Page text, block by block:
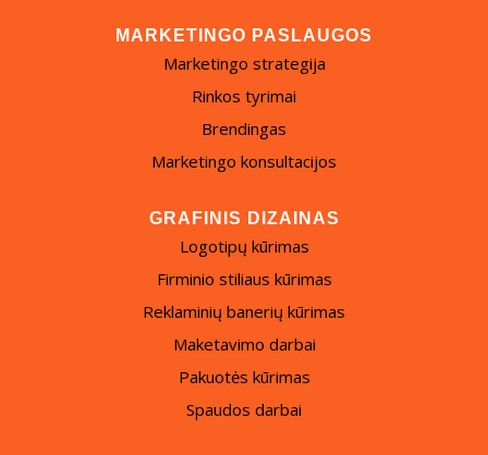
MARKETINGO PASLAUGOS
Marketingo strategija
Rinkos tyrimai
Brendingas
Marketingo konsultacijos
GRAFINIS DIZAINAS
Logotipų kūrimas
Firminio stiliaus kūrimas
Reklaminių banerių kūrimas
Maketavimo darbai
Pakuotės kūrimas
Spaudos darbai